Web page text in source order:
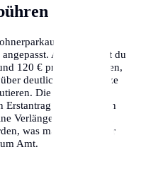
in
Aktuell musst du
120 € pro Jahr rechnen,
deutlich höhere Sätze
Die
Erstantrag ist meistens in
Verlängerung kann oft
was manchmal sogar
Amt.